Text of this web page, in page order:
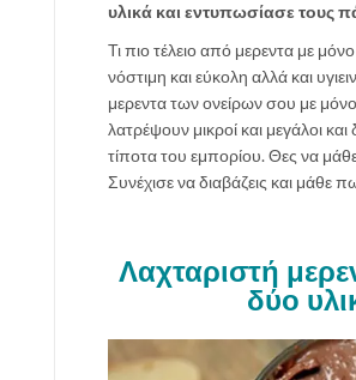
υλικά και εντυπωσίασε τους
Τι πιο τέλειο από μερεντα με
νόστιμη και εύκολη αλλά και
μερεντα των ονείρων σου με
λατρέψουν μικροί και μεγάλοι και
τίποτα του εμπορίου. Θες να
Συνέχισε να διαβάζεις και μάθε
Λαχταριστή
δύο